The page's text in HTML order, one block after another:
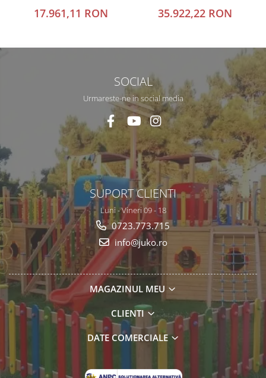
17.961,11 RON
Cataratoare
35.922,22 RON
SOCIAL
Urmareste-ne in social media
SUPORT CLIENTI
Luni - Vineri 09 - 18
0723.773.715
info@juko.ro
MAGAZINUL MEU
CLIENTI
DATE COMERCIALE